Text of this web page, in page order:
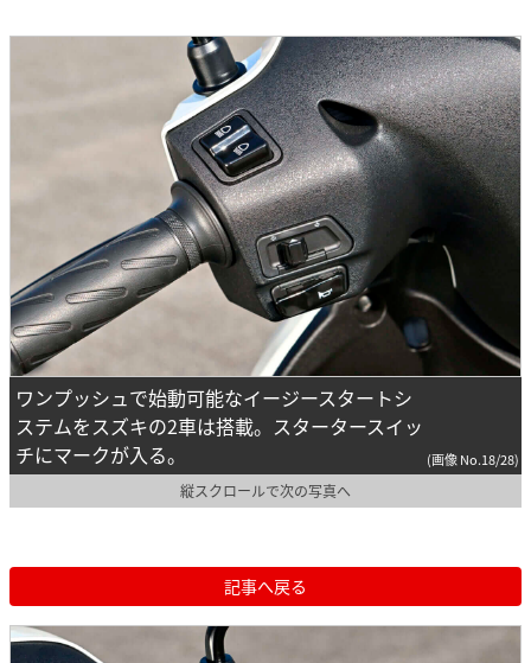
ワンプッシュで始動可能なイージースタートシ
ステムをスズキの2車は搭載。スタータースイッ
チにマークが入る。
(画像 No.18/28)
縦スクロールで次の写真へ
記事へ戻る